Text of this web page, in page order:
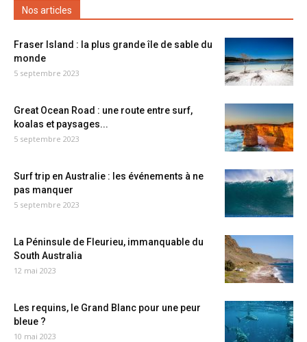
Nos articles
Fraser Island : la plus grande île de sable du
monde
5 septembre 2023
Great Ocean Road : une route entre surf,
koalas et paysages...
5 septembre 2023
Surf trip en Australie : les événements à ne
pas manquer
5 septembre 2023
La Péninsule de Fleurieu, immanquable du
South Australia
12 mai 2023
Les requins, le Grand Blanc pour une peur
bleue ?
10 mai 2023